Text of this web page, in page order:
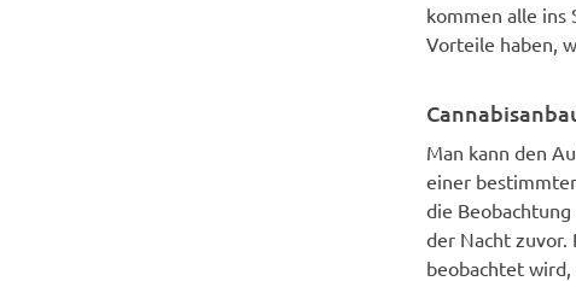
kommen alle ins
Vorteile haben,
Man kann den
einer
die
der Nacht zuvor.
beobachtet